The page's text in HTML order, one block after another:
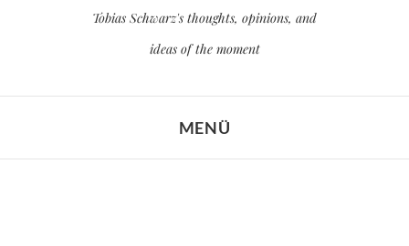
Tobias Schwarz's thoughts, opinions, and
ideas of the moment
MENÜ